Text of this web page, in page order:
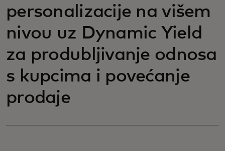
personalizacije na višem
nivou uz Dynamic Yield
za produbljivanje odnosa
s kupcima i povećanje
prodaje